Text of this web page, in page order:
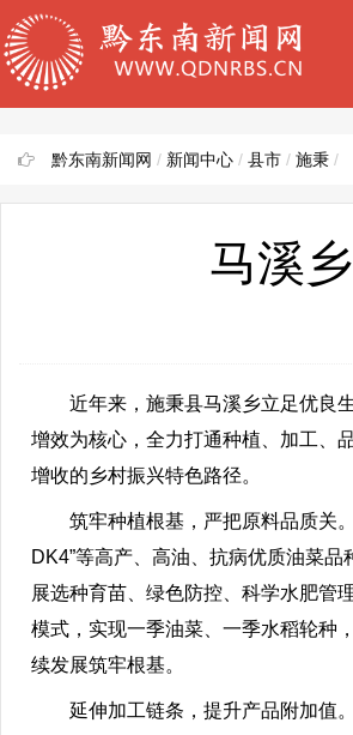
黔东南新闻网 / 新闻中心 / 县市 / 施秉 /
马溪
近年来，施秉县马溪乡立足优良生
增效为核心，全力打通种植、加工、
增收的乡村振兴特色路径。
筑牢种植根基，严把原料品质关。
DK4”等高产、高油、抗病优质油菜
展选种育苗、绿色防控、科学水肥管
模式，实现一季油菜、一季水稻轮种
续发展筑牢根基。
延伸加工链条，提升产品附加值。